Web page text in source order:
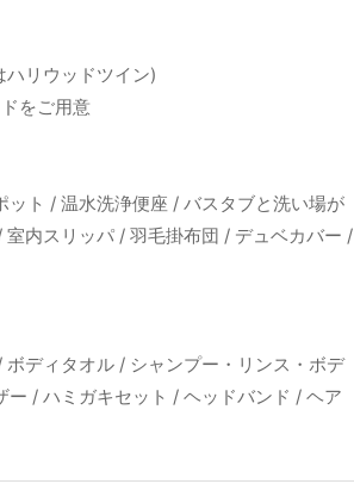
リウッドツイン)
をご用意
ト / 温水洗浄便座 / バスタブと洗い場が
内スリッパ / 羽毛掛布団 / デュベカバー /
ディタオル / シャンプー・リンス・ボデ
/ ハミガキセット / ヘッドバンド / ヘア